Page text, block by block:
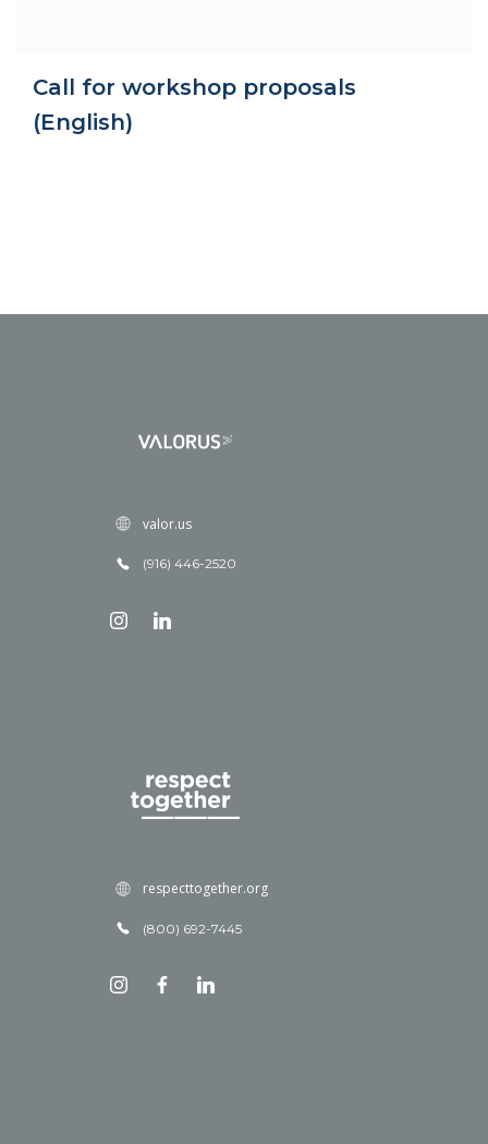
Call for workshop proposals
(English)
valor.us
(916) 446-2520
respecttogether.org
(800) 692-7445